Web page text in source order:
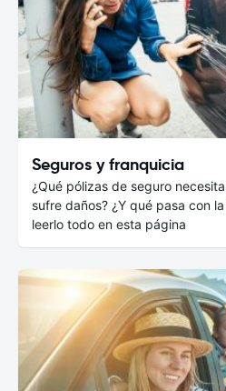
Seguros y franquicia
¿Qué pólizas de seguro
sufre daños? ¿Y qué pasa con
leerlo todo en esta página